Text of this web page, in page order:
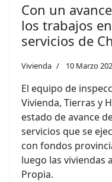
Con un
los trabajos
servicios de
Vivienda 10 Marzo
El equipo de
Vivienda, Tierras y
estado de avance
servicios que se
con fondos
luego las viviendas
Propia.